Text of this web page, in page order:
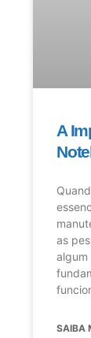
A
as
algum
SAIBA